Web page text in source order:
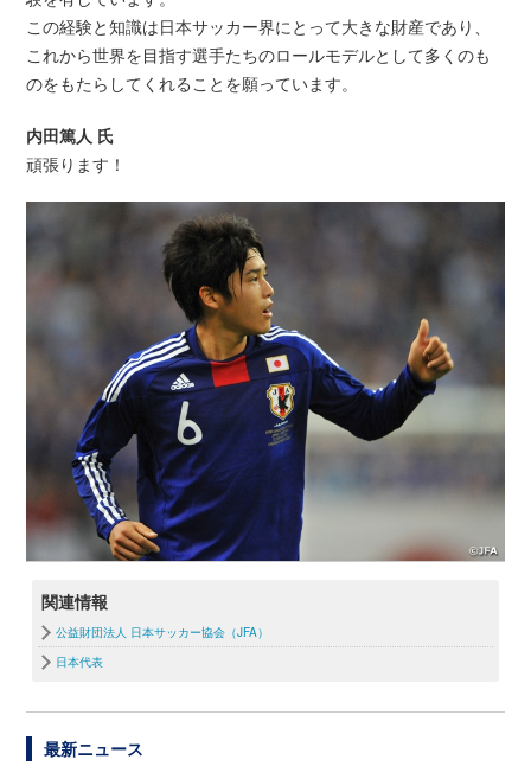
この経験と知識は日本サッカー界にとって大きな財産であり、
これから世界を目指す選手たちのロールモデルとして多くのも
のをもたらしてくれることを願っています。
内田篤人 氏
頑張ります！
関連情報
公益財団法人 日本サッカー協会（JFA）
日本代表
最新ニュース